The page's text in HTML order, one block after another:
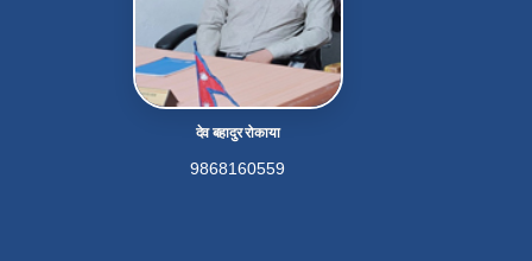
देव बहादुर रोकाया
9868160559